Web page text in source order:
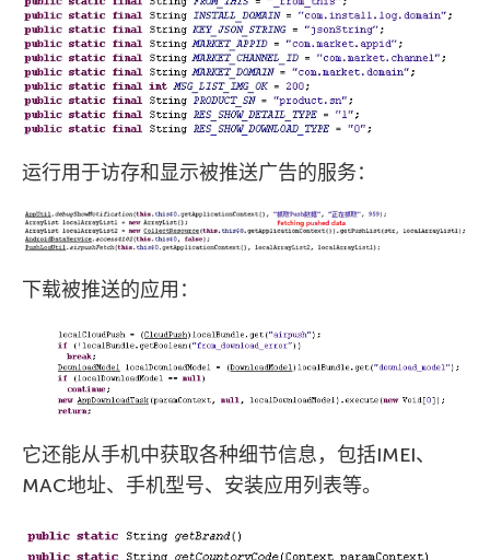
运行用于访存和显示被推送广告的服务：
下载被推送的应用：
它还能从手机中获取各种细节信息，包括IMEI、
MAC地址、手机型号、安装应用列表等。